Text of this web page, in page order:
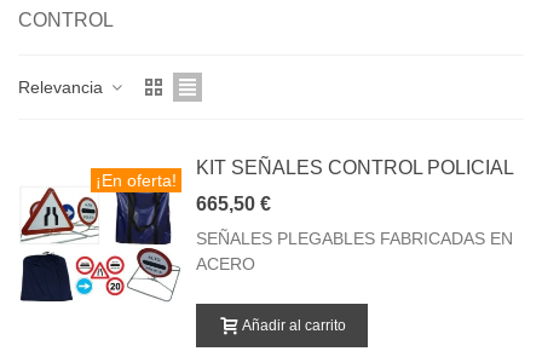
CONTROL
Relevancia
¡En oferta!
KIT SEÑALES CONTROL POLICIAL
665,50 €
SEÑALES PLEGABLES FABRICADAS EN
ACERO
Añadir al carrito